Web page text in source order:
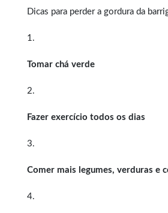
Dicas para perder a gordura da
1.
Tomar chá verde
2.
Fazer exercício todos os dias
3.
Comer mais legumes, verduras e
4.